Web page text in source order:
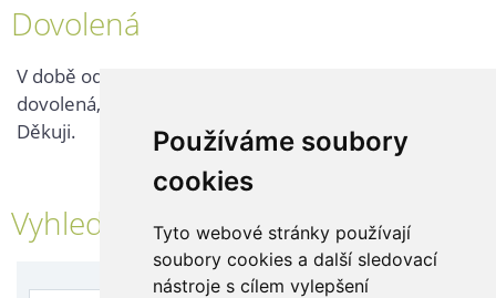
Používáme soubory
cookies
Tyto webové stránky používají
soubory cookies a další sledovací
nástroje s cílem vylepšení
Dovolená
V době od 25. 7. - 2. 8. 2026 probíhá v naší firmě
dovolená, kontaktujte nás až po jejím ukončení.
Děkuji.
Vyhledávání